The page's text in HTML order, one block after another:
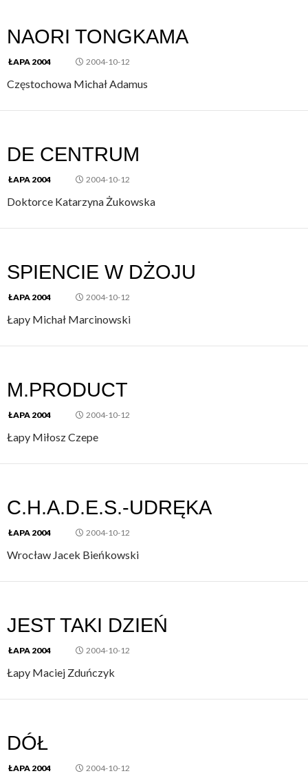
NAORI TONGKAMA
ŁAPA 2004 2004-10-12
Częstochowa Michał Adamus
DE CENTRUM
ŁAPA 2004 2004-10-12
Doktorce Katarzyna Żukowska
SPIENCIE W DŻOJU
ŁAPA 2004 2004-10-12
Łapy Michał Marcinowski
M.PRODUCT
ŁAPA 2004 2004-10-12
Łapy Miłosz Czepe
C.H.A.D.E.S.-UDRĘKA
ŁAPA 2004 2004-10-12
Wrocław Jacek Bieńkowski
JEST TAKI DZIEŃ
ŁAPA 2004 2004-10-12
Łapy Maciej Zduńczyk
DÓŁ
ŁAPA 2004 2004-10-12